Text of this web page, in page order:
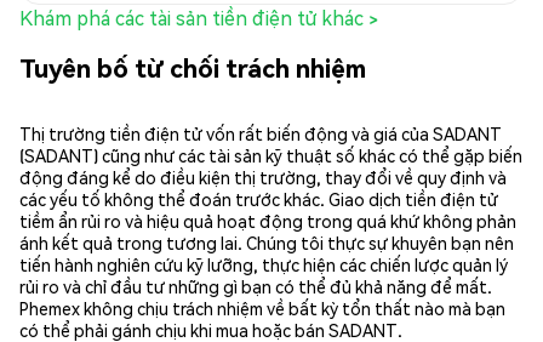
Khám phá các tài sản tiền điện tử khác >
Tuyên bố từ chối trách nhiệm
Thị trường tiền điện tử vốn rất biến động và giá của SADANT
(SADANT) cũng như các tài sản kỹ thuật số khác có thể gặp biến
động đáng kể do điều kiện thị trường, thay đổi về quy định và
các yếu tố không thể đoán trước khác. Giao dịch tiền điện tử
tiềm ẩn rủi ro và hiệu quả hoạt động trong quá khứ không phản
ánh kết quả trong tương lai. Chúng tôi thực sự khuyên bạn nên
tiến hành nghiên cứu kỹ lưỡng, thực hiện các chiến lược quản lý
rủi ro và chỉ đầu tư những gì bạn có thể đủ khả năng để mất.
Phemex không chịu trách nhiệm về bất kỳ tổn thất nào mà bạn
có thể phải gánh chịu khi mua hoặc bán SADANT.